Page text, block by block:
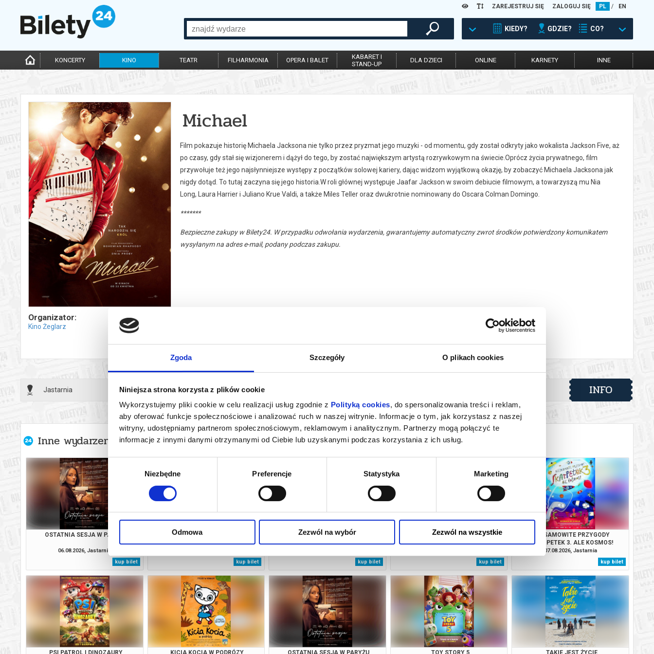
Zgoda Szczegóły O plikach cookies
Niniejsza strona korzysta z plików cookie
Wykorzystujemy pliki cookie w celu realizacji usług zgodnie z Polityką cookies, do spersonalizowania treści i reklam,
aby oferować funkcje społecznościowe i analizować ruch w naszej witrynie. Informacje o tym, jak korzystasz z naszej
witryny, udostępniamy partnerom społecznościowym, reklamowym i analitycznym. Partnerzy mogą połączyć te
informacje z innymi danymi otrzymanymi od Ciebie lub uzyskanymi podczas korzystania z ich usług.
Wybór
zgody
Niezbędne Preferencje Statystyka Marketing
Odmowa Zezwól na wybór Zezwól na wszystkie
ZAREJESTRUJ SIĘ ZALOGUJ SIĘ PL / EN
KIEDY? GDZIE? CO?
KONCERTY KINO TEATR FILHARMONIA OPERA I BALET
KABARET I
STAND-UP
DLA DZIECI ONLINE KARNETY INNE
Organizator:
Kino Żeglarz
Michael
Film pokazuje historię Michaela Jacksona nie tylko przez pryzmat jego muzyki - od momentu, gdy został odkryty jako wokalista Jackson Five, aż
po czasy, gdy stał się wizjonerem i dążył do tego, by zostać największym artystą rozrywkowym na świecie.Oprócz życia prywatnego, film
przywołuje też jego najsłynniejsze występy z początków solowej kariery, dając widzom wyjątkową okazję, by zobaczyć Michaela Jacksona jak
nigdy dotąd. To tutaj zaczyna się jego historia.W roli głównej występuje Jaafar Jackson w swoim debiucie filmowym, a towarzyszą mu Nia
Long, Laura Harrier i Juliano Krue Valdi, a także Miles Teller oraz dwukrotnie nominowany do Oscara Colman Domingo.
*******
Bezpieczne zakupy w Bilety24. W przypadku odwołania wydarzenia, gwarantujemy automatyczny zwrot środków potwierdzony komunikatem
wysyłanym na adres e-mail, podany podczas zakupu.
Jastarnia 07.06.2026 , g. 19:00(niedziela) INFO
Inne wydarzenia organizatora
OSTATNIA SESJA W PARYŻU
06.08.2026, Jastarnia
kup bilet
DIABEŁ UBIERA SIĘ U PRADY 2
kup bilet
KUMOTRY
kup bilet
NORYMBERGA
kup bilet
NIESAMOWITE PRZYGODY
SKARPETEK 3. ALE KOSMOS!
07.08.2026, Jastarnia
kup bilet
PSI PATROL I DINOZAURY KICIA KOCIA W PODRÓZY OSTATNIA SESJA W PARYŻU TOY STORY 5 TAKIE JEST ŻYCIE